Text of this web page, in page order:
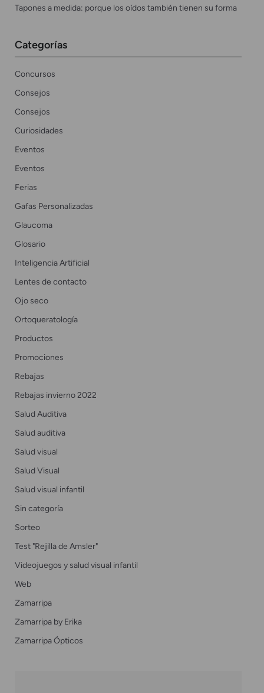
Tapones a medida: porque los oídos también tienen su forma
Categorías
Concursos
Consejos
Consejos
Curiosidades
Eventos
Eventos
Ferias
Gafas Personalizadas
Glaucoma
Glosario
Inteligencia Artificial
Lentes de contacto
Ojo seco
Ortoqueratología
Productos
Promociones
Rebajas
Rebajas invierno 2022
Salud Auditiva
Salud auditiva
Salud visual
Salud Visual
Salud visual infantil
Sin categoría
Sorteo
Test "Rejilla de Amsler"
Videojuegos y salud visual infantil
Web
Zamarripa
Zamarripa by Erika
Zamarripa Ópticos